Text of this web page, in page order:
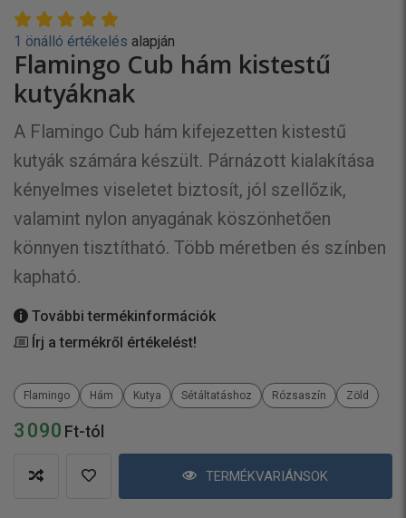
1 önálló értékelés alapján
Flamingo Cub hám kistestű
kutyáknak
3 090 Ft-tól
TERMÉKVARIÁNSOK
A Flamingo Cub hám kifejezetten kistestű
kutyák számára készült. Párnázott kialakítása
kényelmes viseletet biztosít, jól szellőzik,
valamint nylon anyagának köszönhetően
könnyen tisztítható. Több méretben és színben
kapható.
További termékinformációk
Írj a termékről értékelést!
Flamingo Hám Kutya Sétáltatáshoz Rózsaszín Zöld